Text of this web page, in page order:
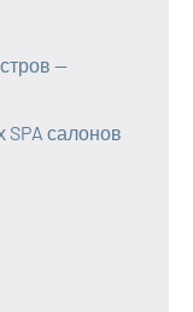
—
SPA салонов